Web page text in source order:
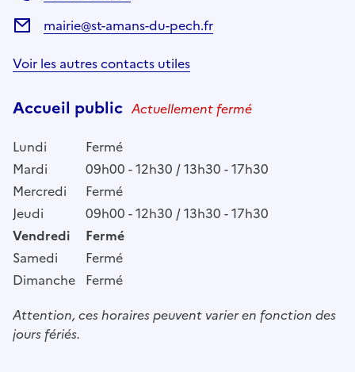
mairie@st-amans-du-pech.fr
Voir les autres contacts utiles
Accueil public Actuellement fermé
Lundi
Fermé
Mardi
09h00 - 12h30 / 13h30 - 17h30
Mercredi
Fermé
Jeudi
09h00 - 12h30 / 13h30 - 17h30
Vendredi
Fermé
Samedi
Fermé
Dimanche Fermé
Attention, ces horaires peuvent varier en fonction des
jours fériés.